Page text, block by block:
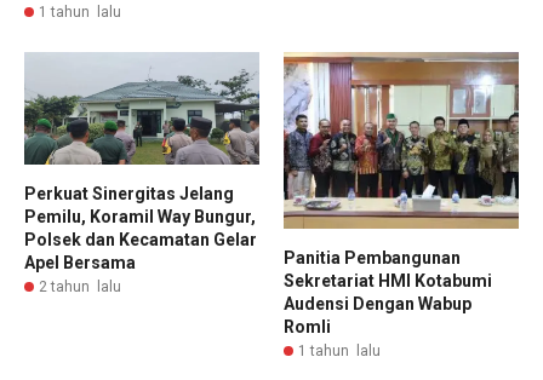
1 tahun lalu
Perkuat Sinergitas Jelang
Pemilu, Koramil Way Bungur,
Polsek dan Kecamatan Gelar
Apel Bersama
2 tahun lalu
Panitia Pembangunan
Sekretariat HMI Kotabumi
Audensi Dengan Wabup
Romli
1 tahun lalu